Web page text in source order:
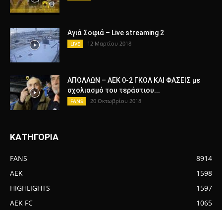
Αγιά Σοφιά – Live streaming 2
LIVE 12 Μαρτίου 2018
ΑΠΟΛΛΩΝ – ΑΕΚ 0-2 ΓΚΟΛ ΚΑΙ ΦΑΣΕΙΣ με
σχολιασμό του τεράστιου...
FANS 20 Οκτωβρίου 2018
ΚΑΤΗΓΟΡΙΑ
FANS
8914
AEK
1598
HIGHLIGHTS
1597
AEK FC
1065